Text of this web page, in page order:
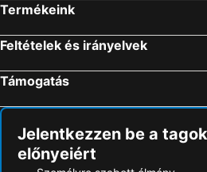
Termékeink
Feltételek és irányelvek
Támogatás
Jelentkezzen be a
előnyeiért